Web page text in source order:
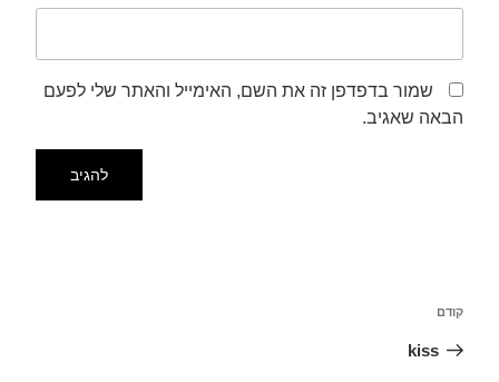
שמור בדפדפן זה את השם, האימייל והאתר שלי לפעם
הבאה שאגיב.
קודם
kiss